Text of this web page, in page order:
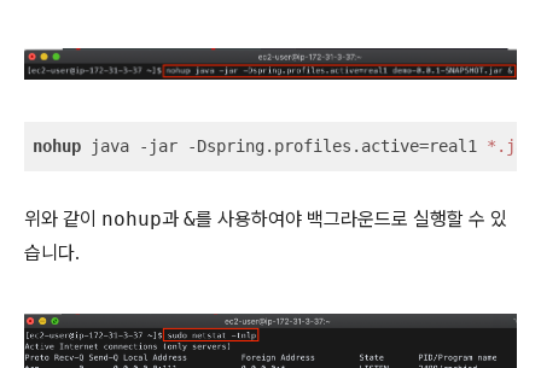
nohup java -jar -Dspring.profiles.active=real1 *.jar
위와 같이 nohup과 &를 사용하여야 백그라운드로 실행할 수 있
습니다.